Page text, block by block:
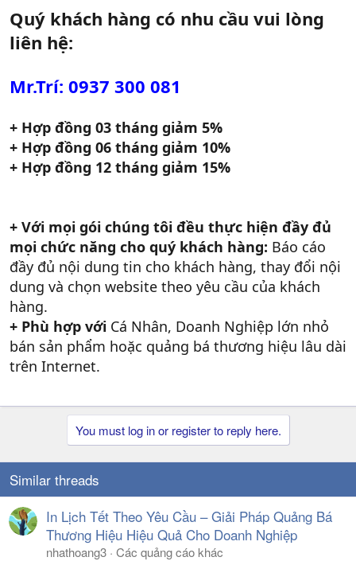
Quý khách hàng có nhu cầu vui lòng
liên hệ:
Mr.Trí: 0937 300 081
+ Hợp đồng 03 tháng giảm 5%
+ Hợp đồng 06 tháng giảm 10%
+ Hợp đồng 12 tháng giảm 15%
+ Với mọi gói chúng tôi đều thực hiện đầy đủ
mọi chức năng cho quý khách hàng: Báo cáo
đầy đủ nội dung tin cho khách hàng, thay đổi nội
dung và chọn website theo yêu cầu của khách
hàng.
+ Phù hợp với Cá Nhân, Doanh Nghiệp lớn nhỏ
bán sản phẩm hoặc quảng bá thương hiệu lâu dài
trên Internet.
You must log in or register to reply here.
Similar threads
In Lịch Tết Theo Yêu Cầu – Giải Pháp Quảng Bá
Thương Hiệu Hiệu Quả Cho Doanh Nghiệp
nhathoang3 Các quảng cáo khác